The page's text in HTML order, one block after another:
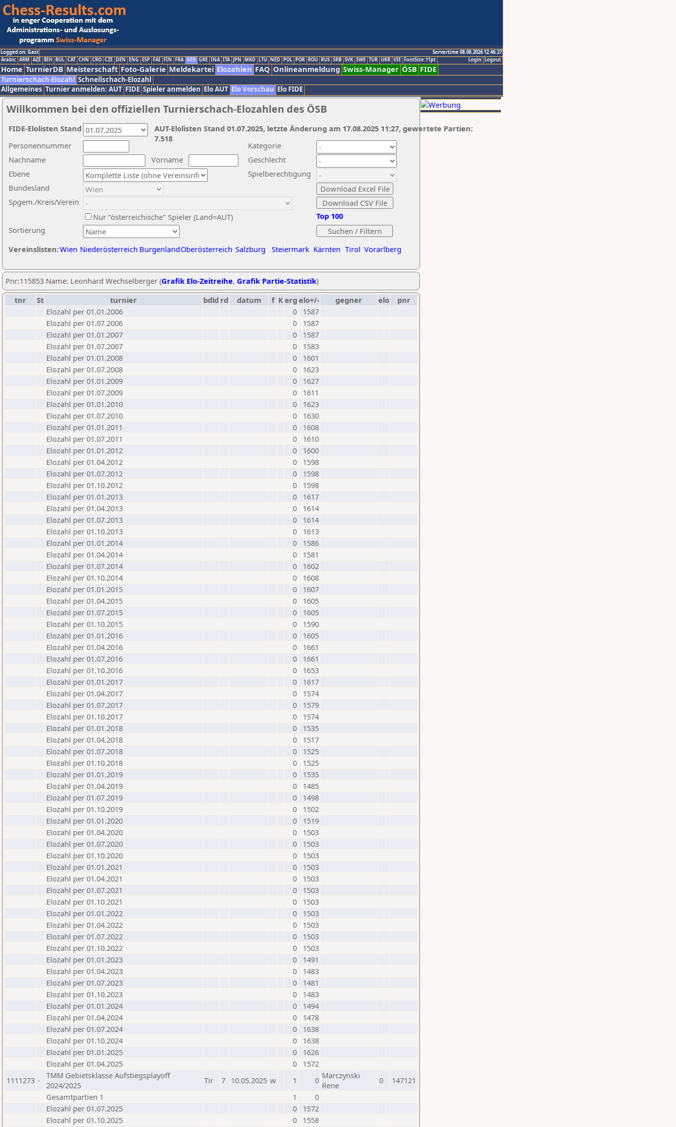
Logged on: Gast
Servertime 08.08.2026 12:46:27
Logout
Login
Arabic ARM AZE BIH BUL CAT CHN CRO CZE DEN ENG ESP FAI FIN FRA GER GRE INA ITA JPN MKD LTU NED POL POR ROU RUS SRB SVK SWE TUR UKR VIE FontSize:11pt
Home TurnierDB Meisterschaft Foto-Galerie Meldekartei Elozahlen FAQ Onlineanmeldung Swiss-Manager ÖSB FIDE
Turnierschach-Elozahl Schnellschach-Elozahl
Allgemeines Turnier anmelden: AUT FIDE Spieler anmelden Elo AUT Elo Vorschau Elo FIDE
Willkommen bei den offiziellen Turnierschach-Elozahlen des ÖSB
Nachname
Vorname
Ebene
Kategorie
Sortierung
Personennummer
Bundesland
Spgem./Kreis/Verein
Geschlecht
Nur "österreichische" Spieler (Land=AUT)
Spielberechtigung
Vereinslisten:Wien Niederösterreich BurgenlandOberösterreich Salzburg Steiermark Kärnten Tirol Vorarlberg
Top 100
AUT-Elolisten Stand 01.07.2025, letzte Änderung am 17.08.2025 11:27, gewertete Partien:
7.518
FIDE-Elolisten Stand
Pnr:115853 Name: Leonhard Wechselberger (Grafik Elo-Zeitreihe, Grafik Partie-Statistik)
tnr
St turnier bdld rd datum f Kerg elo+/- gegner elo
pnr
Elozahl per 01.01.2006
0
1587
Elozahl per 01.07.2006
0
1587
Elozahl per 01.01.2007
0
1587
Elozahl per 01.07.2007
0
1583
Elozahl per 01.01.2008
0
1601
Elozahl per 01.07.2008
0
1623
Elozahl per 01.01.2009
0
1627
Elozahl per 01.07.2009
0
1611
Elozahl per 01.01.2010
0
1623
Elozahl per 01.07.2010
0
1630
Elozahl per 01.01.2011
0
1608
Elozahl per 01.07.2011
0
1610
Elozahl per 01.01.2012
0
1600
Elozahl per 01.04.2012
0
1598
Elozahl per 01.07.2012
0
1598
Elozahl per 01.10.2012
0
1598
Elozahl per 01.01.2013
0
1617
Elozahl per 01.04.2013
0
1614
Elozahl per 01.07.2013
0
1614
Elozahl per 01.10.2013
0
1613
Elozahl per 01.01.2014
0
1586
Elozahl per 01.04.2014
0
1581
Elozahl per 01.07.2014
0
1602
Elozahl per 01.10.2014
0
1608
Elozahl per 01.01.2015
0
1607
Elozahl per 01.04.2015
0
1605
Elozahl per 01.07.2015
0
1605
Elozahl per 01.10.2015
0
1590
Elozahl per 01.01.2016
0
1605
Elozahl per 01.04.2016
0
1661
Elozahl per 01.07.2016
0
1661
Elozahl per 01.10.2016
0
1653
Elozahl per 01.01.2017
0
1617
Elozahl per 01.04.2017
0
1574
Elozahl per 01.07.2017
0
1579
Elozahl per 01.10.2017
0
1574
Elozahl per 01.01.2018
0
1535
Elozahl per 01.04.2018
0
1517
Elozahl per 01.07.2018
0
1525
Elozahl per 01.10.2018
0
1525
Elozahl per 01.01.2019
0
1535
Elozahl per 01.04.2019
0
1485
Elozahl per 01.07.2019
0
1498
Elozahl per 01.10.2019
0
1502
Elozahl per 01.01.2020
0
1519
Elozahl per 01.04.2020
0
1503
Elozahl per 01.07.2020
0
1503
Elozahl per 01.10.2020
0
1503
Elozahl per 01.01.2021
0
1503
Elozahl per 01.04.2021
0
1503
Elozahl per 01.07.2021
0
1503
Elozahl per 01.10.2021
0
1503
Elozahl per 01.01.2022
0
1503
Elozahl per 01.04.2022
0
1503
Elozahl per 01.07.2022
0
1503
Elozahl per 01.10.2022
0
1503
Elozahl per 01.01.2023
0
1491
Elozahl per 01.04.2023
0
1483
Elozahl per 01.07.2023
0
1481
Elozahl per 01.10.2023
0
1483
Elozahl per 01.01.2024
0
1494
Elozahl per 01.04.2024
0
1478
Elozahl per 01.07.2024
0
1638
Elozahl per 01.10.2024
0
1638
Elozahl per 01.01.2025
0
1626
Elozahl per 01.04.2025
0
1572
1111273 -
TMM Gebietsklasse Aufstiegsplayoff
2024/2025
Tir 7 10.05.2025 w 1 0 Marczynski
Rene
0
147121
Gesamtpartien 1
1
0
Elozahl per 01.07.2025
0
1572
Elozahl per 01.10.2025
0
1558